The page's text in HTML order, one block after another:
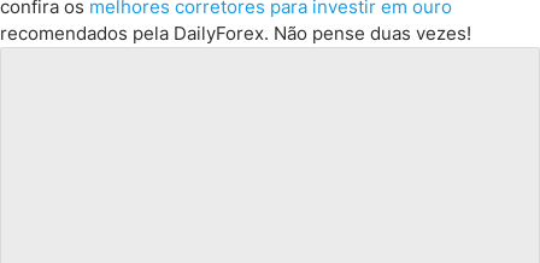
confira os melhores corretores para investir em ouro
recomendados pela DailyForex. Não pense duas vezes!